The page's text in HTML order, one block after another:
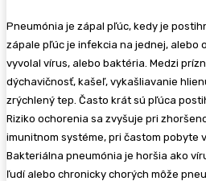
Pneumónia je zápal pľúc, kedy je
zápale pľúc je infekcia na jednej, alebo
vyvolal vírus, alebo baktéria. Medzi
dýchavičnosť, kašeľ, vykašliavanie
zrýchlený tep. Často krát sú pľúca
Riziko ochorenia sa zvyšuje pri
imunitnom systéme, pri častom pobyte
Bakteriálna pneumónia je horšia ako
ľudí alebo chronicky chorých môže